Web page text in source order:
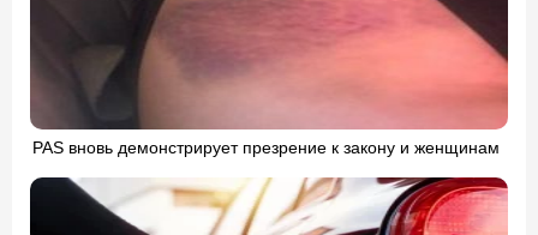
PAS вновь демонстрирует презрение к закону и женщинам